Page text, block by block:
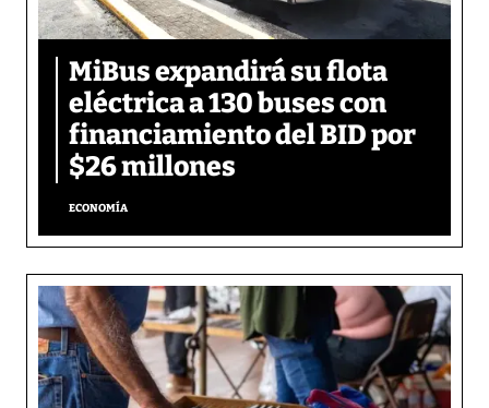
MiBus expandirá su flota
eléctrica a 130 buses con
financiamiento del BID por
$26 millones
ECONOMÍA